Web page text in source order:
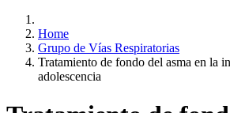
Home
Grupo de Vías Respiratorias
Tratamiento de fondo del asma en la
adolescencia